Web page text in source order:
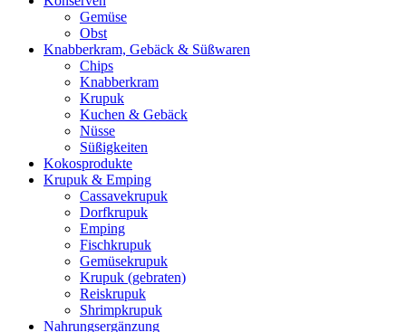
Gemüse
Obst
Knabberkram, Gebäck & Süßwaren
Chips
Knabberkram
Krupuk
Kuchen & Gebäck
Nüsse
Süßigkeiten
Kokosprodukte
Krupuk & Emping
Cassavekrupuk
Dorfkrupuk
Emping
Fischkrupuk
Gemüsekrupuk
Krupuk (gebraten)
Reiskrupuk
Shrimpkrupuk
Nahrungsergänzung